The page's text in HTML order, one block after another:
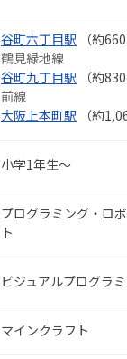
谷町六丁目駅 （約
鶴見緑地線
谷町九丁目駅 （約
前線
大阪上本町駅 （約
小学1年生～
プログラミング・ロ
ト
ビジュアルプログラ
マインクラフト